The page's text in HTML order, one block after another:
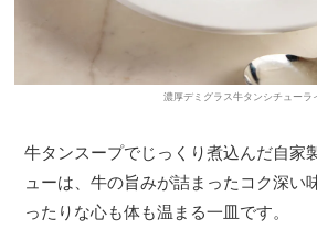
濃厚デミグラス牛タンシチューラ
牛タンスープでじっくり煮込んだ自家
ューは、牛の旨みが詰まったコク深い
ったりな心も体も温まる一皿です。